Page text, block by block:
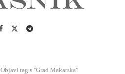
Objavi tag s "Grad Makarska"